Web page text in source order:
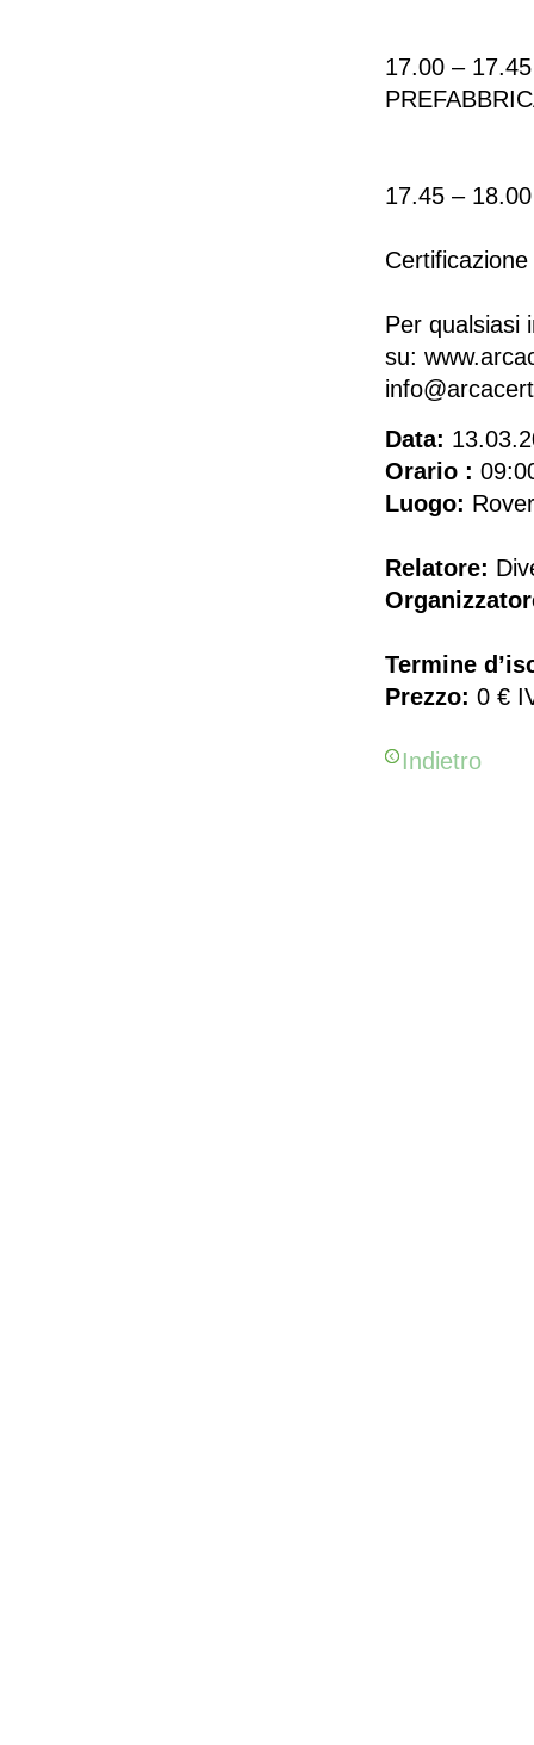
17.00 –
17.45 –
Certificazione
Per qualsiasi
su:
Data:
Orario :
Luogo:
Relatore:
Termine
Prezzo: 0 €
Indietro